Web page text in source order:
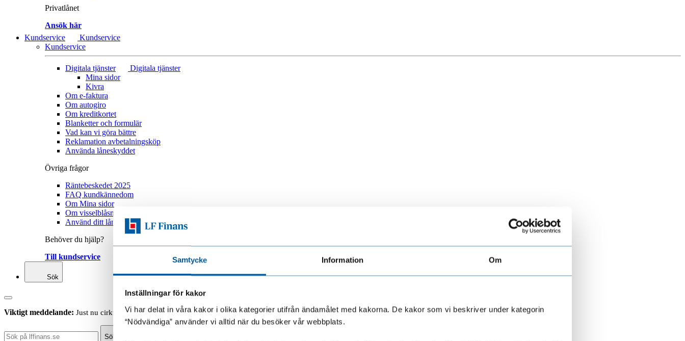
Samtycke Information Om
Inställningar för kakor
Vi har delat in våra kakor i olika kategorier utifrån ändamålet med kakorna. De kakor som vi beskriver under kategorin
“Nödvändiga” använder vi alltid när du besöker vår webbplats.
Privatlånet
Ansök här
Kundservice
Kundservice
Kundservice
Digitala tjänster
Digitala tjänster
Mina sidor
Kivra
Om e-faktura
Om autogiro
Om kreditkortet
Blanketter och formulär
Vad kan vi göra bättre
Reklamation avbetalningsköp
Använda låneskyddet
Övriga frågor
Räntebeskedet 2025
FAQ kundkännedom
Om Mina sidor
Om visselblåsning
Använd ditt låneskydd
Behöver du hjälp?
Till kundservice
Sök
Viktigt meddelande: Just nu cirkulerar falska sms som ser ut att komma frånLF Finans.Så skyddar du dig >
Sök